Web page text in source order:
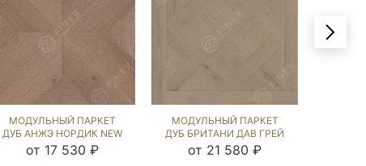
МОДУЛЬНЫЙ ПАРКЕТ
ДУБ АНЖЭ НОРДИК NEW
(BRUSHED) 122713
от 17 530 ₽
МОДУЛЬНЫЙ ПАРКЕТ
ДУБ БРИТАНИ ДАВ ГРЕЙ
(BRUSHED) 124768
от 21 580 ₽